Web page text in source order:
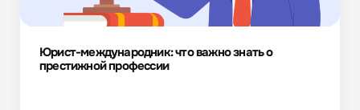
Юрист-международник: что важно знать о
престижной профессии